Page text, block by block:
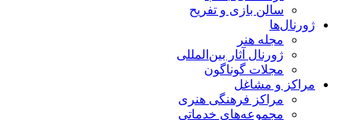
سالن بازی و تفریح
ژورنال‌ها
مجله هنر
ژورنال آثار بین‌المللی
مجلات گوناگون
مراکز و مشاغل
مراکز فرهنگی هنری
مجموعه‌های خدماتی